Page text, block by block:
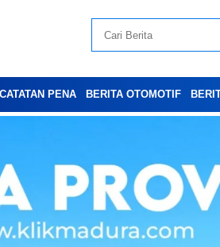
CATATAN PENA BERITA OTOMOTIF